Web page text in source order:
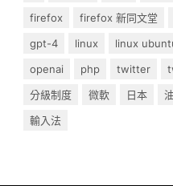
firefox
firefox 新同文堂
gpt-4
linux linux
openai
php twitter
分級制度
微軟 日本
輸入法